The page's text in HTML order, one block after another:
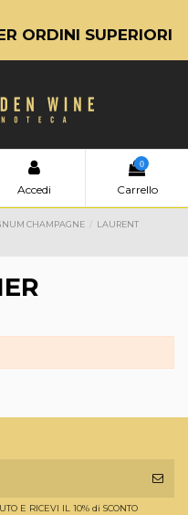
ORDINI SUPERIORI
Accedi
0
Carrello
CHAMPAGNE
LAURENT
E RICEVI IL 10% di SCONTO